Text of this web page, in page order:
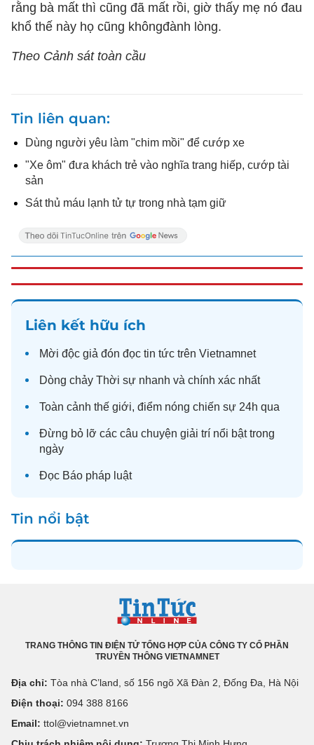
rằng bà mất thì cũng đã mất rồi, giờ thấy mẹ nó đau
khổ thế này họ cũng khôngđành lòng.
Theo Cảnh sát toàn cầu
Tin liên quan
Dùng người yêu làm "chim mồi" để cướp xe
"Xe ôm" đưa khách trẻ vào nghĩa trang hiếp, cướp tài
sản
Sát thủ máu lạnh tử tự trong nhà tạm giữ
Liên kết hữu ích
Mời độc giả đón đọc tin tức trên Vietnamnet
Dòng chảy Thời sự nhanh và chính xác nhất
Toàn cảnh thế giới, điểm nóng chiến sự 24h qua
Đừng bỏ lỡ các câu chuyện giải trí nổi bật trong
ngày
Đọc Báo pháp luật
Tin nổi bật
TRANG THÔNG TIN ĐIỆN TỬ TỔNG HỢP CỦA CÔNG TY CỔ PHẦN
TRUYỀN THÔNG VIETNAMNET
Địa chỉ: Tòa nhà C’land, số 156 ngõ Xã Đàn 2, Đống Đa, Hà Nội
Điện thoại: 094 388 8166
Email: ttol@vietnamnet.vn